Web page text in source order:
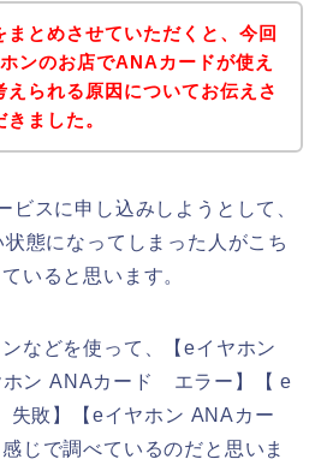
まとめさせていただくと、今回
ンのお店でANAカードが使え
えられる原因についてお伝えさ
ました。
ビスに申し込みしようとして、
態になってしまった人がこち
いると思います。
などを使って、【eイヤホン
ホン ANAカード エラー】【 e
敗】【eイヤホン ANAカー
じで調べているのだと思いま